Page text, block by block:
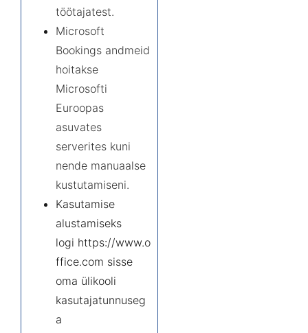
töötajatest.
Microsoft
Bookings andmeid
hoitakse
Microsofti
Euroopas
asuvates
serverites kuni
nende manuaalse
kustutamiseni.
Kasutamise
alustamiseks
logi https://www.o
ffice.com sisse
oma ülikooli
kasutajatunnuseg
a